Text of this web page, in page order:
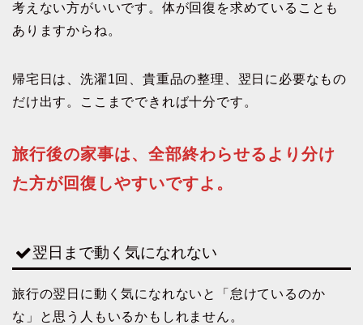
考えない方がいいです。体が回復を求めていることも
ありますからね。
帰宅日は、洗濯1回、貴重品の整理、翌日に必要なもの
だけ出す。ここまでできれば十分です。
旅行後の家事は、全部終わらせるより分け
た方が回復しやすいですよ。
翌日まで動く気になれない
旅行の翌日に動く気になれないと「怠けているのか
な」と思う人もいるかもしれません。